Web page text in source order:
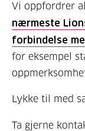
Vi oppfordrer
nærmeste
forbindelse
for eksempel
Lykke til med
Ta gjerne